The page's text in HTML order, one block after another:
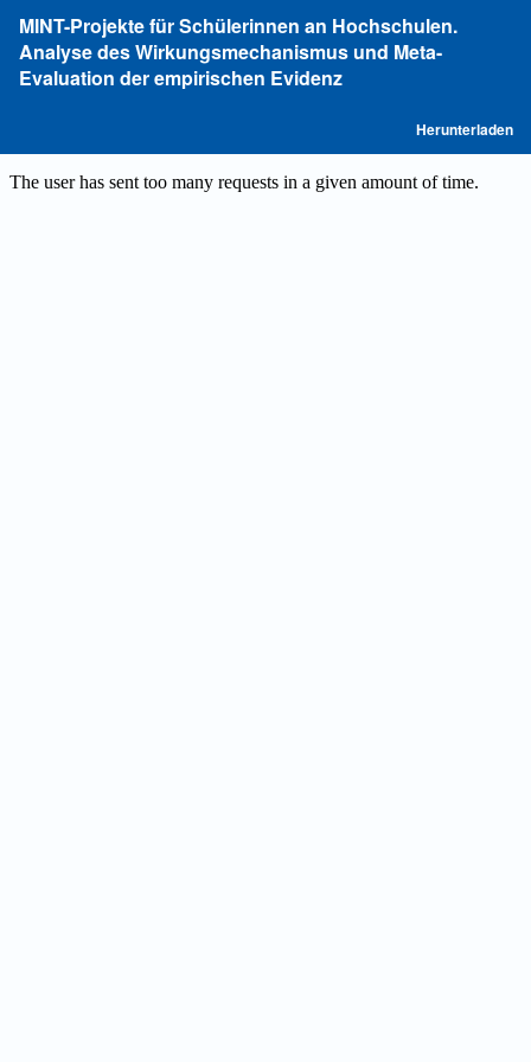
Artikeldetails
zurückkehren
MINT-Projekte für Schülerinnen an Hochschulen.
Analyse des Wirkungsmechanismus und Meta-
Evaluation der empirischen Evidenz
Herunterladen